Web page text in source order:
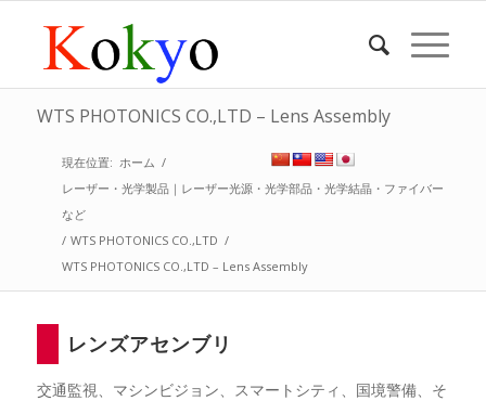
WTS PHOTONICS CO.,LTD – Lens Assembly
現在位置: ホーム /
レーザー・光学製品｜レーザー光源・光学部品・光学結晶・ファイバー
など
/ WTS PHOTONICS CO.,LTD /
WTS PHOTONICS CO.,LTD – Lens Assembly
レンズアセンブリ
交通監視、マシンビジョン、スマートシティ、国境警備、そ